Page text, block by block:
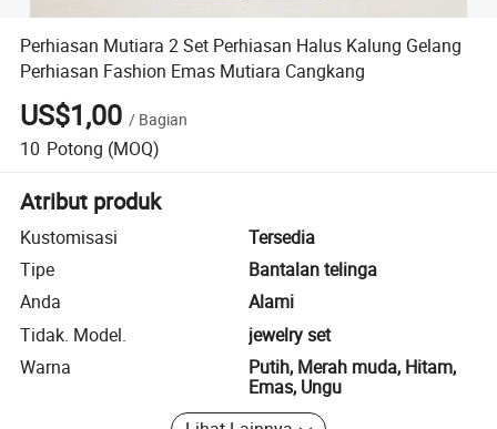
Perhiasan Mutiara 2 Set Perhiasan Halus Kalung Gelang
Perhiasan Fashion Emas Mutiara Cangkang
US$1,00 / Bagian
10 Potong (MOQ)
Atribut produk
Kustomisasi
Tersedia
Tipe
Bantalan telinga
Anda
Alami
Tidak. Model.
jewelry set
Warna
Putih, Merah muda, Hitam,
Emas, Ungu